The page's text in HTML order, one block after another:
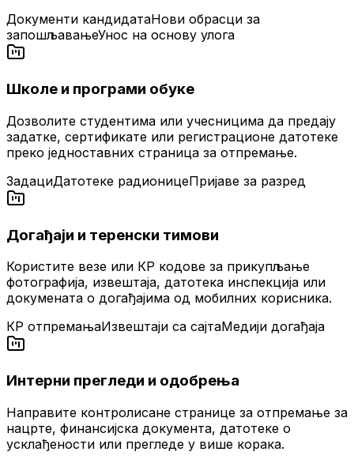
Документи кандидатаНови обрасци за
запошљавањеУнос на основу улога
Школе и програми обуке
Дозволите студентима или учесницима да предају
задатке, сертификате или регистрационе датотеке
преко једноставних страница за отпремање.
ЗадациДатотеке радионицеПријаве за разред
Догађаји и теренски тимови
Користите везе или КР кодове за прикупљање
фотографија, извештаја, датотека инспекција или
докумената о догађајима од мобилних корисника.
КР отпремањаИзвештаји са сајтаМедији догађаја
Интерни прегледи и одобрења
Направите контролисане странице за отпремање за
нацрте, финансијска документа, датотеке о
усклађености или прегледе у више корака.